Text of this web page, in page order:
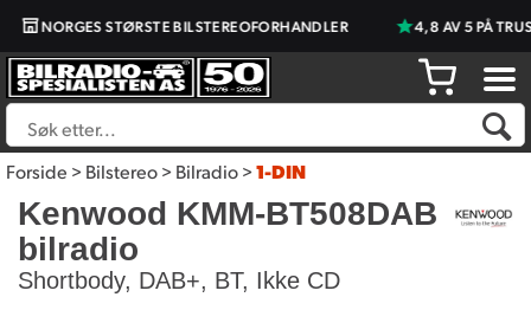
NORGES STØRSTE BILSTEREOFORHANDLER 4,8 AV 5 PÅ
Forside>Bilstereo>Bilradio>1-DIN
Kenwood KMM-BT508DAB
bilradio
Shortbody, DAB+, BT, Ikke CD